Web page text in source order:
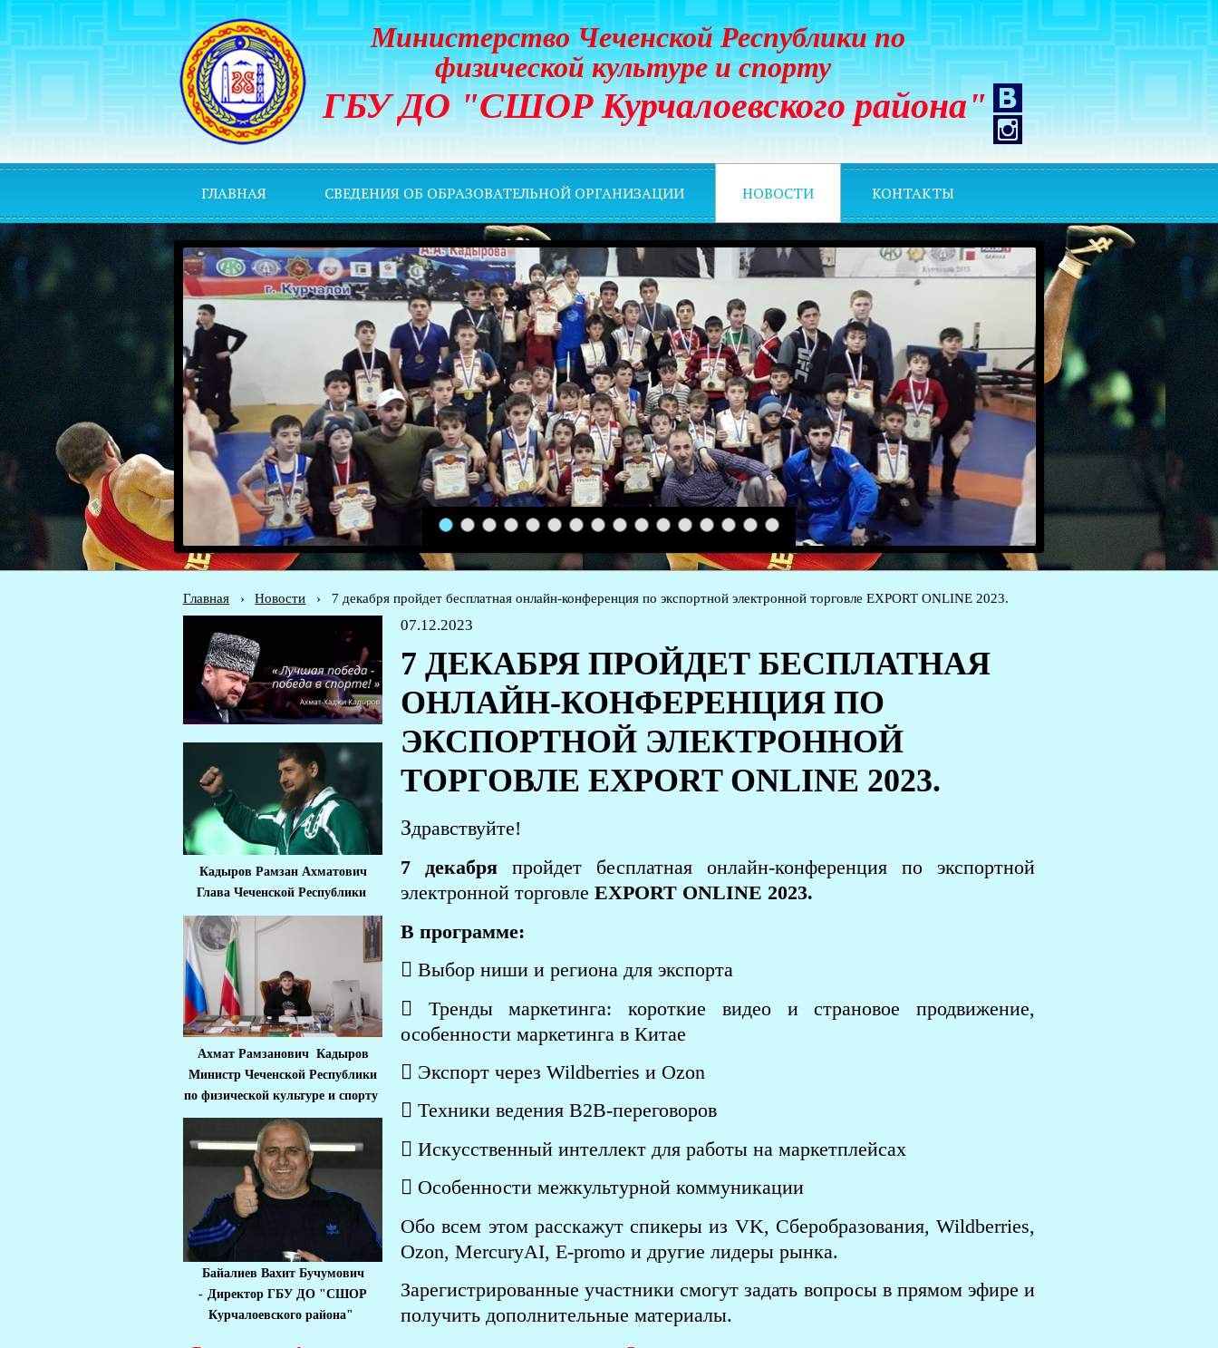
Министерство Чеченской Республики по
ГБУ ДО "СШОР Курчалоевского района"
физической культуре и спорту
ГЛАВНАЯ СВЕДЕНИЯ ОБ ОБРАЗОВАТЕЛЬНОЙ ОРГАНИЗАЦИИ НОВОСТИ КОНТАКТЫ
1 2 3 4 5 6 7 8 9 10 11 12 13 14 15 16
Главная › Новости › 7 декабря пройдет бесплатная онлайн-конференция по экспортной электронной торговле EXPORT ONLINE 2023.
Кадыров Рамзан Ахматович
Глава Чеченской Республики
Ахмат Рамзанович Кадыров
Министр Чеченской Республики
по физической культуре и спорту
Байалиев Вахит Бучумович
- Директор ГБУ ДО "СШОР
Курчалоевского района"
07.12.2023
7 ДЕКАБРЯ ПРОЙДЕТ БЕСПЛАТНАЯ
ОНЛАЙН-КОНФЕРЕНЦИЯ ПО
ЭКСПОРТНОЙ ЭЛЕКТРОННОЙ
ТОРГОВЛЕ EXPORT ONLINE 2023.
Здравствуйте!
7 декабря пройдет бесплатная онлайн-конференция по экспортной
электронной торговле EXPORT ONLINE 2023.
В программе:
 Выбор ниши и региона для экспорта
 Тренды маркетинга: короткие видео и страновое продвижение,
особенности маркетинга в Китае
 Экспорт через Wildberries и Ozon
 Техники ведения В2В-переговоров
 Искусственный интеллект для работы на маркетплейсах
 Особенности межкультурной коммуникации
Обо всем этом расскажут спикеры из VK, Сберобразования, Wildberries,
Ozon, MercuryAI, E-promo и другие лидеры рынка.
Зарегистрированные участники смогут задать вопросы в прямом эфире и
получить дополнительные материалы.